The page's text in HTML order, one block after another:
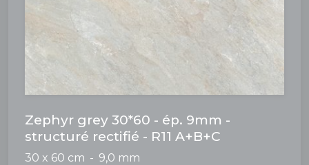
Zephyr grey 30*60 - ép. 9mm -
structuré rectifié - R11 A+B+C
30 x 60 cm 9,0 mm